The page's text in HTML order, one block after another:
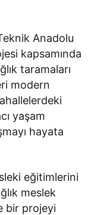
Anadolu
kapsamında
taramaları
modern
yaşam
hayata
eğitimlerini
meslek
bir projeyi